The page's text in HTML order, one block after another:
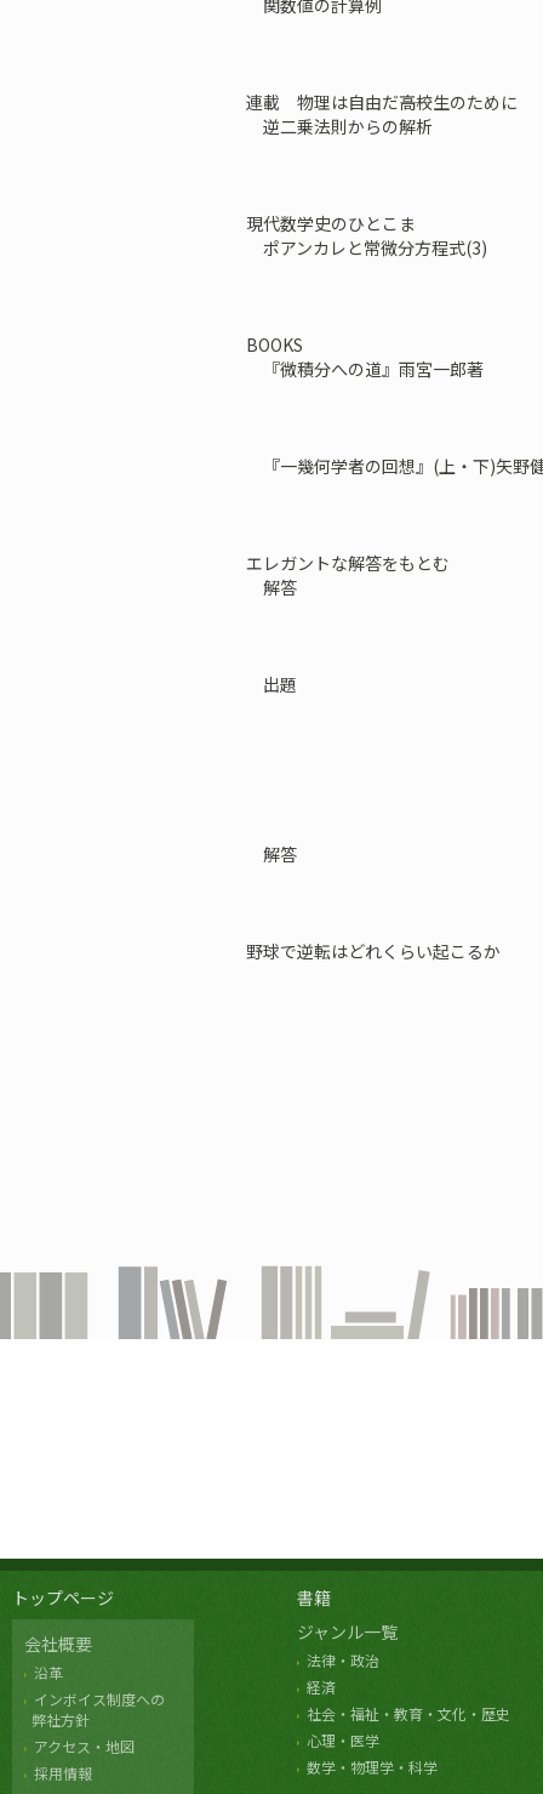
関数値の計算例
連載 物理は自由だ――高校生のために
逆二乗法則からの解析
現代数学史のひとこま
ポアンカレと常微分方程式(3)
BOOKS
『微積分への道』雨宮一郎著
『一幾何学者の回想』(上・下)矢野
エレガントな解答をもとむ
解答
出題
解答
野球で逆転はどれくらい起こるか
トップページ
会社概要
沿革
インボイス制度への
弊社方針
アクセス・地図
採用情報
書籍
ジャンル一覧
法律・政治
経済
社会・福祉・教育・文化・歴史
心理・医学
数学・物理学・科学